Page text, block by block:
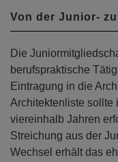
Von der Junior-
Die
berufspraktische
Eintragung in die
Architektenliste sollte
viereinhalb Jahren
Streichung aus der
Wechsel erhält das